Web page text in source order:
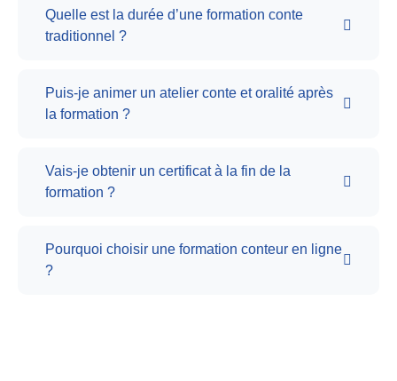
Quelle est la durée d’une formation conte
traditionnel ?
Puis-je animer un atelier conte et oralité après
la formation ?
Vais-je obtenir un certificat à la fin de la
formation ?
Pourquoi choisir une formation conteur en ligne
?